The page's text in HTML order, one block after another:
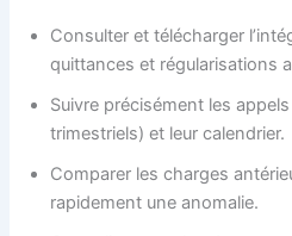
Consulter et télécharger
quittances et régularisations
Suivre précisément les
trimestriels) et leur calendrier.
Comparer les charges
rapidement une anomalie.